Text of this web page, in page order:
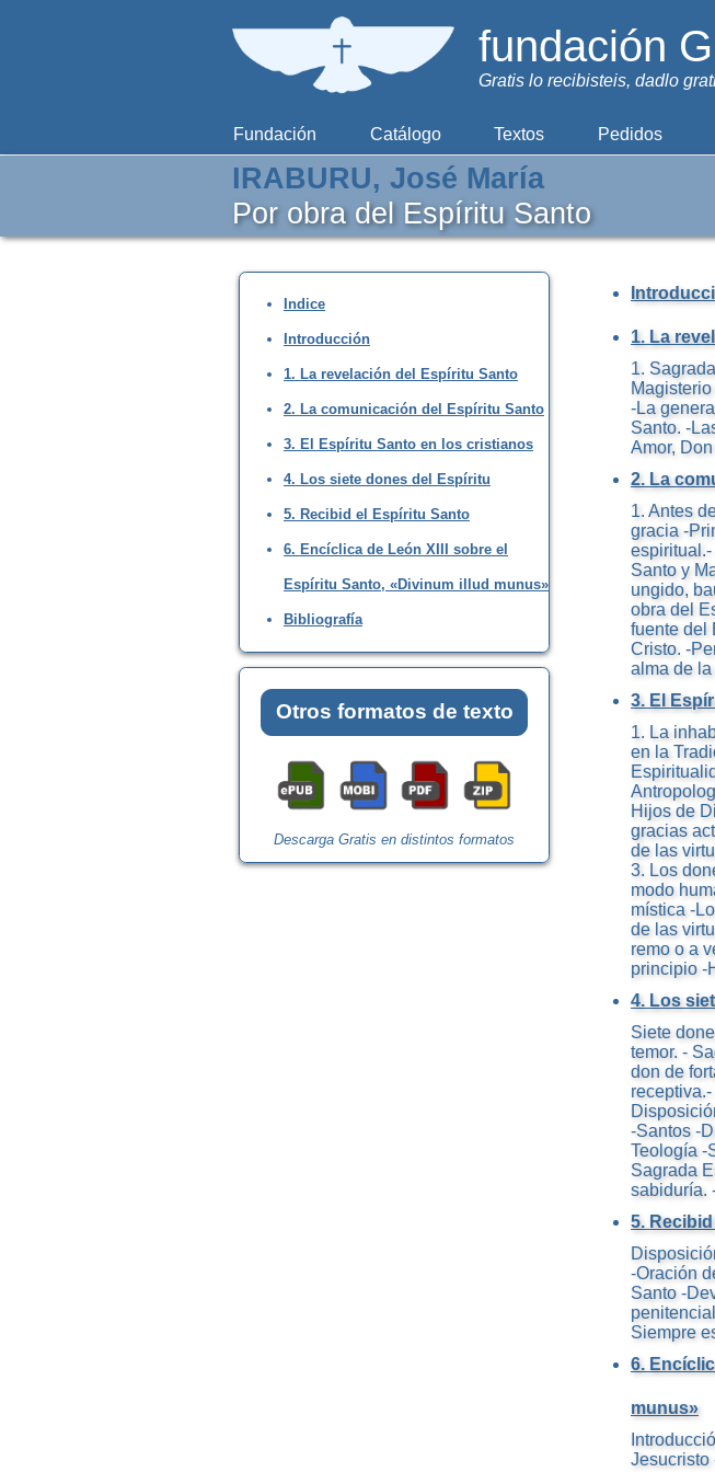
fundación
Gratis lo recibisteis, dadlo
Fundación Catálogo Textos Pedidos
IRABURU, José María
Por obra del Espíritu Santo
Indice
Introducción
1. La revelación del Espíritu Santo
2. La comunicación del Espíritu Santo
3. El Espíritu Santo en los cristianos
4. Los siete dones del Espíritu
5. Recibid el Espíritu Santo
6. Encíclica de León XIII sobre el
Espíritu Santo, «Divinum illud munus»
Bibliografía
Otros formatos de texto
Descarga Gratis en distintos formatos
1. La
1.
-La
Santo. -
Amor,
2. La
1. Antes
gracia -
Santo y
ungido,
obra del
fuente del
Cristo. -
alma de
3. El
1. La
en la
Hijos de
gracias
de las
3. Los
modo
mística -
de las
remo o a
principio -
4. Los
Siete
temor. -
don de
-Santos -
Teología -
Sagrada
sabiduría.
5.
-Oración
Santo -
Siempre
6.
munus»
Jesucristo